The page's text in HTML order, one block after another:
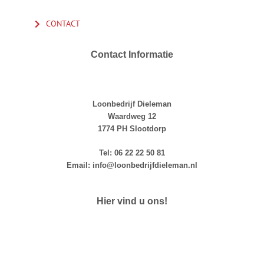
CONTACT
Contact Informatie
Loonbedrijf Dieleman
Waardweg 12
1774 PH Slootdorp
Tel: 06 22 22 50 81
Email: info@loonbedrijfdieleman.nl
Hier vind u ons!